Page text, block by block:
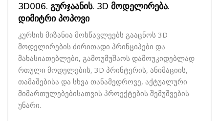
3D006. გურჯაანის. 3D მოდელირება.
დიმიტრი პოპოვი
კურსის მიზანია მოსწავლეებს გააცნოს 3D
მოდელირების ძირითადი პრინციპები და
მახასიათებლები, გამოუმუშაოს დამოუკიდებლად
რთული მოდელების, 3D პრინტერის, ანიმაციის,
თამაშებისა და სხვა თანამედროვე, აქტუალური
მიმართულებებისათვის პროექტების შემუშვების
უნარი.